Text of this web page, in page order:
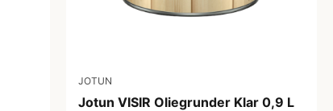
JOTUN
Jotun VISIR Oliegrunder Klar 0,9 L